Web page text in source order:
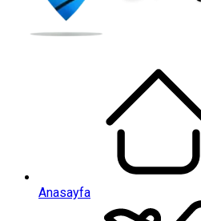
Anasayfa